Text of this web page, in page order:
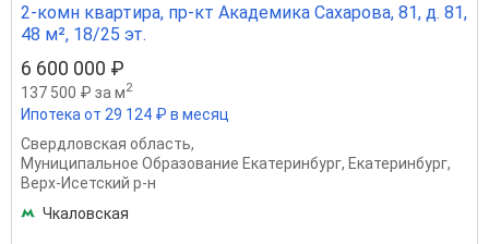
2-комн квартира, пр-кт Академика Сахарова, 81, д. 81,
48 м², 18/25 эт.
6 600 000 ₽
137 500 ₽ за м2
Ипотека от 29 124 ₽ в месяц
Свердловская область,
Муниципальное Образование Екатеринбург, Екатеринбург,
Верх-Исетский р-н
Чкаловская